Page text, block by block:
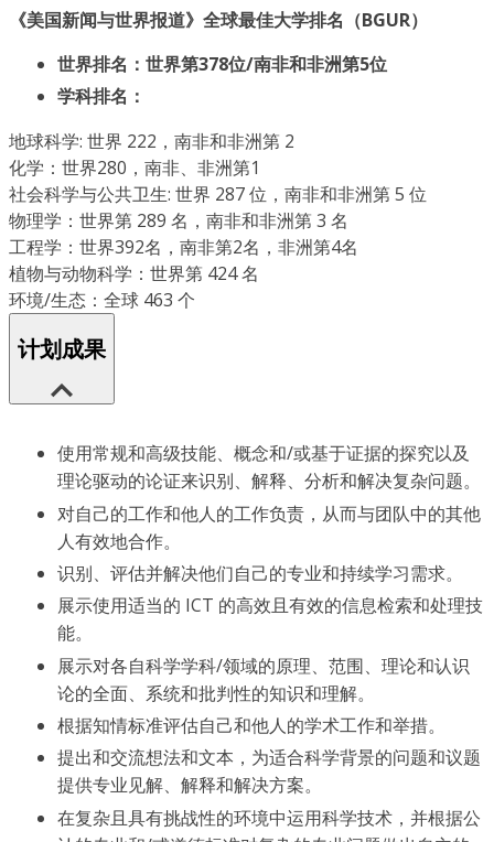
《美国新闻与世界报道》全球最佳大学排名（BGUR）
世界排名：世界第378位/南非和非洲第5位
学科排名：
地球科学: 世界 222，南非和非洲第 2
化学：世界280，南非、非洲第1
社会科学与公共卫生: 世界 287 位，南非和非洲第 5 位
物理学：世界第 289 名，南非和非洲第 3 名
工程学：世界392名，南非第2名，非洲第4名
植物与动物科学：世界第 424 名
环境/生态：全球 463 个
计划成果
使用常规和高级技能、概念和/或基于证据的探究以及
理论驱动的论证来识别、解释、分析和解决复杂问题。
对自己的工作和他人的工作负责，从而与团队中的其他
人有效地合作。
识别、评估并解决他们自己的专业和持续学习需求。
展示使用适当的 ICT 的高效且有效的信息检索和处理技
能。
展示对各自科学学科/领域的原理、范围、理论和认识
论的全面、系统和批判性的知识和理解。
根据知情标准评估自己和他人的学术工作和举措。
提出和交流想法和文本，为适合科学背景的问题和议题
提供专业见解、解释和解决方案。
在复杂且具有挑战性的环境中运用科学技术，并根据公